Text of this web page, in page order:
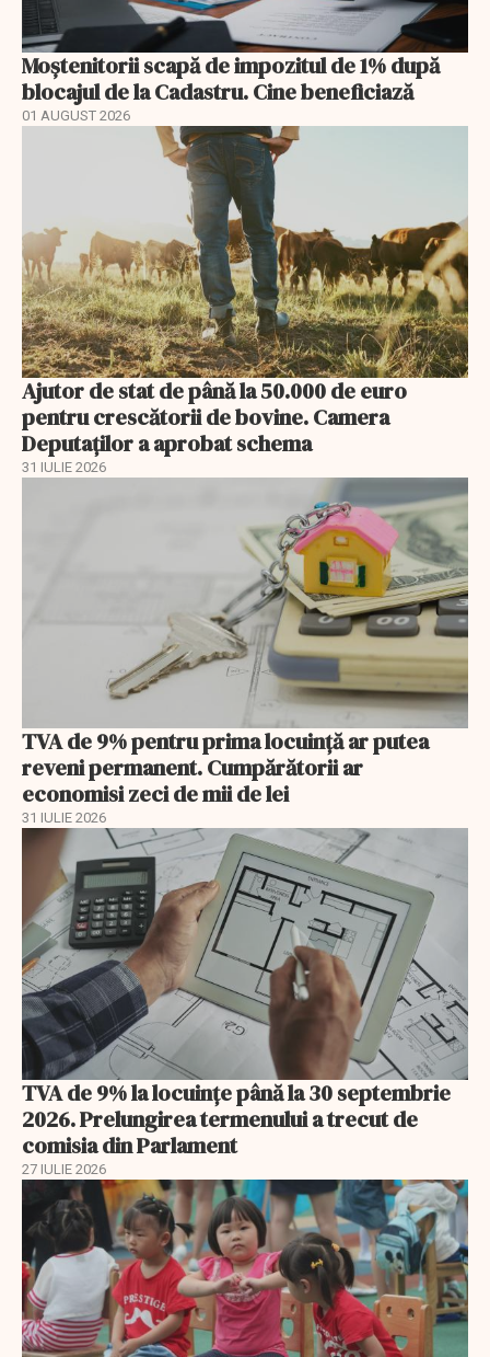
Moștenitorii scapă de impozitul de 1% după
blocajul de la Cadastru. Cine beneficiază
01 AUGUST 2026
Ajutor de stat de până la 50.000 de euro
pentru crescătorii de bovine. Camera
Deputaților a aprobat schema
31 IULIE 2026
TVA de 9% pentru prima locuință ar putea
reveni permanent. Cumpărătorii ar
economisi zeci de mii de lei
31 IULIE 2026
TVA de 9% la locuințe până la 30 septembrie
2026. Prelungirea termenului a trecut de
comisia din Parlament
27 IULIE 2026